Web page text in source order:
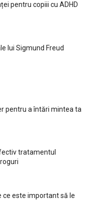
pentru copiii cu ADHD
lui Sigmund Freud
pentru a întări mintea ta
tratamentul
ce este important să le